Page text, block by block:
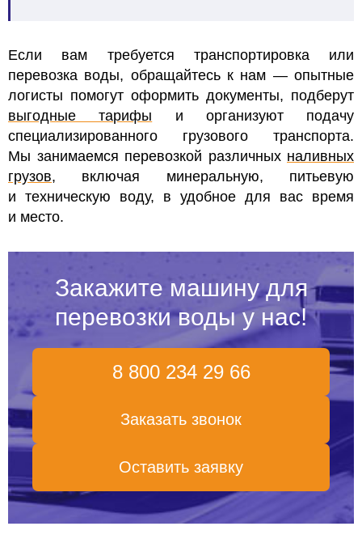
Если вам требуется транспортировка или
перевозка воды, обращайтесь к нам — опытные
логисты помогут оформить документы, подберут
выгодные тарифы и организуют подачу
специализированного грузового транспорта.
Мы занимаемся перевозкой различных наливных
грузов, включая минеральную, питьевую
и техническую воду, в удобное для вас время
и место.
Закажите машину для
перевозки воды у нас!
8 800 234 29 66
Заказать звонок
Оставить заявку